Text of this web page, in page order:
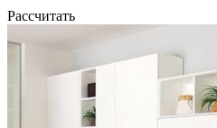
Рассчитать